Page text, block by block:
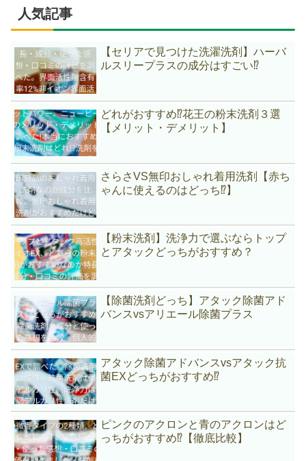
人気記事
【セリアで見つけた洗濯洗剤】ハーバ
ルスリープラスの成分はすごい⁉
どれがおすすめ⁉花王の粉末洗剤３選
【メリット・デメリット】
さらさVS無印おしゃれ着用洗剤【赤ち
ゃんに使えるのはどっち⁉】
【粉末洗剤】洗浄力で選ぶならトップ
とアタックどっちがおすすめ？
【除菌洗剤どっち】アタック除菌アド
バンスvsアリエール除菌プラス
アタック除菌アドバンスvsアタック抗
菌EXどっちがおすすめ⁉
ピンクのアクロンと青のアクロンはど
っちがおすすめ⁉【徹底比較】